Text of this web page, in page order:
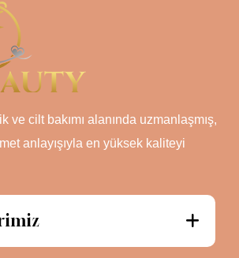
ve cilt bakımı alanında uzmanlaşmış,
anlayışıyla en yüksek kaliteyi